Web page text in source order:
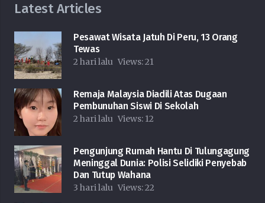
Latest Articles
Pesawat Wisata Jatuh Di Peru, 13 Orang
Tewas
2 hari lalu Views:21
Remaja Malaysia Diadili Atas Dugaan
Pembunuhan Siswi Di Sekolah
2 hari lalu Views: 12
Pengunjung Rumah Hantu Di Tulungagung
Meninggal Dunia: Polisi Selidiki Penyebab
Dan Tutup Wahana
3 hari lalu Views:22